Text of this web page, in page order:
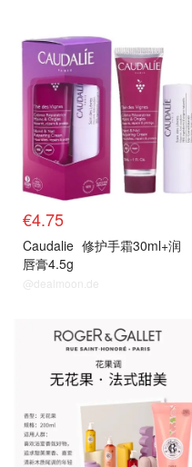
€4.75
Caudalie 修护手霜30ml+润
唇膏4.5g
@dealmoon.de